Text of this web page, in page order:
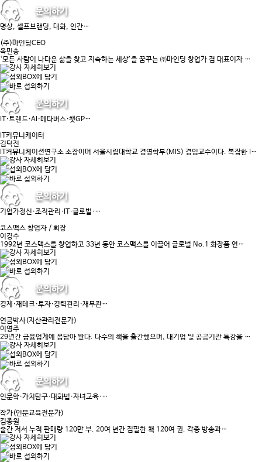
명상, 셀프브랜딩, 대화, 인간…
(주)마인딩CEO
옥민송
‘모든 사람이 나다운 삶을 찾고 지속하는 세상’을 꿈꾸는 ㈜마인딩 창업가 겸 대표이자 …
IT·트렌드·AI·메타버스·챗GP…
IT커뮤니케이터
김덕진
IT커뮤니케이션연구소 소장이며 서울시립대학교 경영학부(MIS) 겸임교수이다. 복잡한 I…
기업가정신·조직관리·IT·글로벌·…
코스맥스 창업자 / 회장
이경수
1992년 코스맥스를 창업하고 33년 동안 코스맥스를 이끌어 글로벌 No.1 화장품 연…
경제·재테크·투자·경력관리·재무관…
연금박사(자산관리전문가)
이영주
29년간 금융업계에 몸담아 왔다. 다수의 책을 출간했으며, 대기업 및 공공기관 특강을 …
인문학·가치탐구·대화법·자녀교육·…
작가(인문교육전문가)
김종원
출간 저서 누적 판매량 120만 부. 20여 년간 집필한 책 120여 권. 각종 방송과…